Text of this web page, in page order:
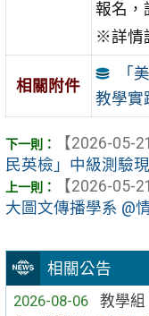
相關公告
2026-08-06
教學組
報名，
※詳情
相關附件
「
教學實
【2026-05-
民英檢」中級測驗
【2026-05-
大圖文傳播學系 @